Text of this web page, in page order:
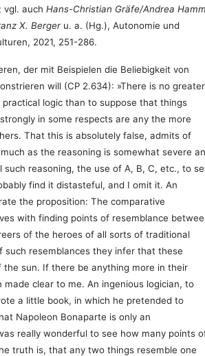
vgl. auch Hans-Christian Gräfe/Andrea Hamm
X. Bergeru. a. (Hg.), Autonomie und
2021, 251-286.
der mit Beispielen die Beliebigkeit von
will (CP 2.634): »There is no greater
logic than to suppose that things
in some respects are any the more
That this is absolutely false, admits of
as the reasoning is somewhat severe
such reasoning, the use of A, B, C, etc., to
find it distasteful, and I omit it. An
the proposition: The comparative
with finding points of resemblance
of the heroes of all sorts of traditional
such resemblances they infer that these
the sun. If there be anything more in their
made clear to me. An ingenious logician, to
a little book, in which he pretended to
Napoleon Bonaparte is only an
really wonderful to see how many points
truth is, that any two things resemble one